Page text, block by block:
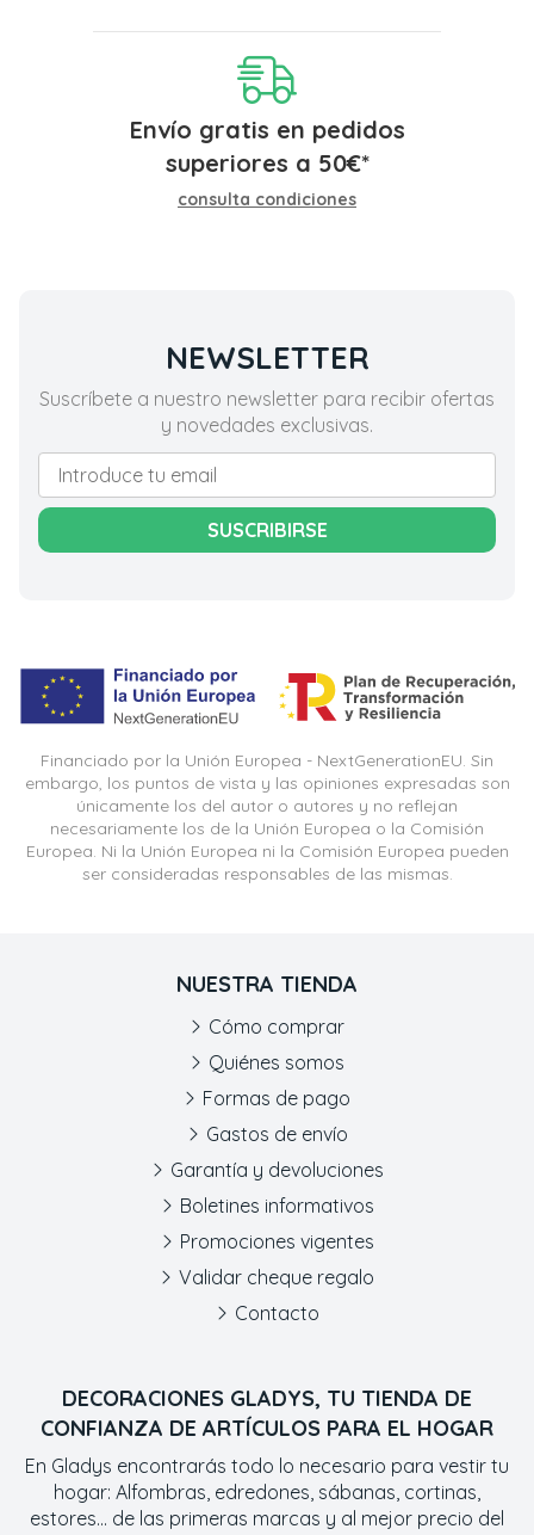
Envío gratis en pedidos
superiores a 50€*
consulta condiciones
NEWSLETTER
Suscríbete a nuestro newsletter para recibir ofertas
y novedades exclusivas.
SUSCRIBIRSE
Financiado por la Unión Europea - NextGenerationEU. Sin
embargo, los puntos de vista y las opiniones expresadas son
únicamente los del autor o autores y no reflejan
necesariamente los de la Unión Europea o la Comisión
Europea. Ni la Unión Europea ni la Comisión Europea pueden
ser consideradas responsables de las mismas.
DECORACIONES GLADYS, TU TIENDA DE
CONFIANZA DE ARTÍCULOS PARA EL HOGAR
En Gladys encontrarás todo lo necesario para vestir tu
hogar: Alfombras, edredones, sábanas, cortinas,
estores... de las primeras marcas y al mejor precio del
NUESTRA TIENDA
Cómo comprar
Quiénes somos
Formas de pago
Gastos de envío
Garantía y devoluciones
Boletines informativos
Promociones vigentes
Validar cheque regalo
Contacto